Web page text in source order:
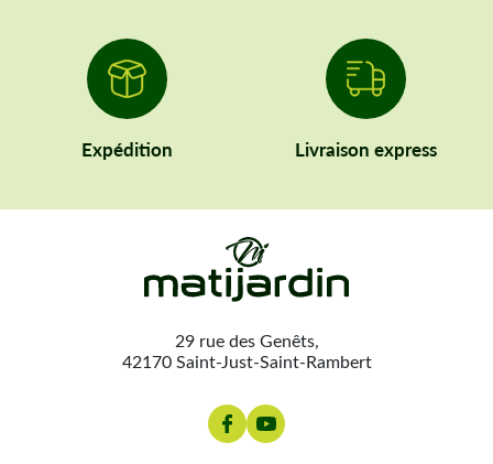
Expédition Livraison express
29 rue des Genêts,
42170 Saint-Just-Saint-Rambert